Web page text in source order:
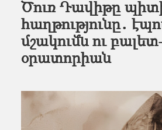
Ծուռ Դավիթը
հաղթությունը․
մշակումն ու
օրատորիան